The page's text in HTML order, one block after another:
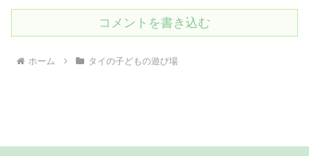
コメントを書き込む
ホーム タイの子どもの遊び場